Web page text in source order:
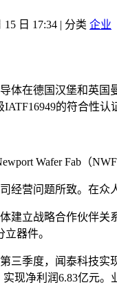
15 日 17:34 | 分类 企业
体在德国汉堡和英
的符合性认
Wafer Fab（
经营问题所致。在
建立战略合作伙伴
器件。
三季度，闻泰科技实
现净利润6.83亿元。